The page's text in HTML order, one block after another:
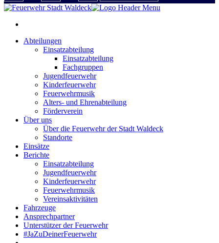
Abteilungen
Einsatzabteilung
Einsatzabteilung
Fachgruppen
Jugendfeuerwehr
Kinderfeuerwehr
Feuerwehrmusik
Alters- und Ehrenabteilung
Förderverein
Über uns
Über die Feuerwehr der Stadt Waldeck
Standorte
Einsätze
Berichte
Einsatzabteilung
Jugendfeuerwehr
Kinderfeuerwehr
Feuerwehrmusik
Vereinsaktivitäten
Fahrzeuge
Ansprechpartner
Unterstützer der Feuerwehr
#JaZuDeinerFeuerwehr